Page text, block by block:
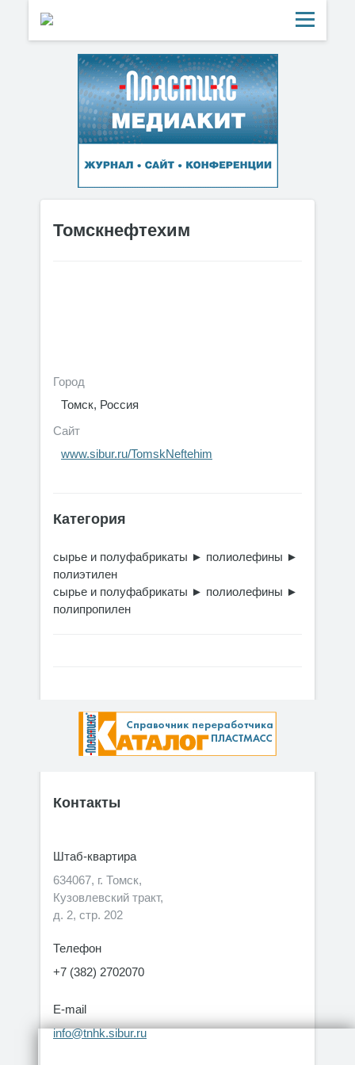
Томскнефтехим
Город
Томск, Россия
Сайт
www.sibur.ru/TomskNeftehim
Категория
сырье и полуфабрикаты ► полиолефины ►
полиэтилен
сырье и полуфабрикаты ► полиолефины ►
полипропилен
Контакты
Штаб-квартира
634067, г. Томск,
Кузовлевский тракт,
д. 2, стр. 202
Телефон
+7 (382) 2702070
E-mail
info@tnhk.sibur.ru